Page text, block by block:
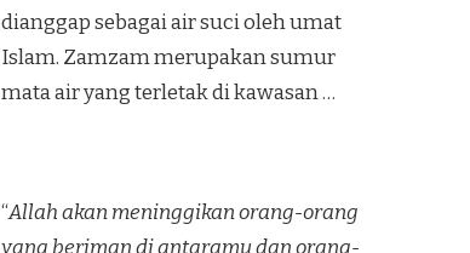
dianggap sebagai air suci oleh umat
Islam. Zamzam merupakan sumur
mata air yang terletak di kawasan …
“Allah akan meninggikan orang-orang
yang beriman di antaramu dan orang-